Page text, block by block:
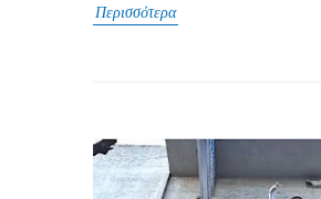
Περισσότερα